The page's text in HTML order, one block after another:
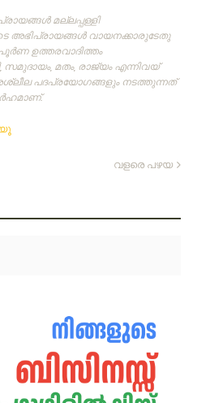
മല്ലപ്പള്ളി
അഭിപ്രായങ്ങള്‍ വായനക്കാരുടേതു
ഉത്തരവാദിത്തം
സമുദായം, മതം, രാജ്യം എന്നിവയ്
പദപ്രയോഗങ്ങളും നടത്തുന്നത്‌
വളരെ പഴയ